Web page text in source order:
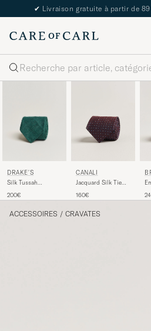
✔ Livraison gratuite à partir de
Rechercher
DRAKE'S
Silk Tussah
Green
200€
CANALI
Jacquard Silk Tie
160€
ACCESSOIRES / CRAVATES